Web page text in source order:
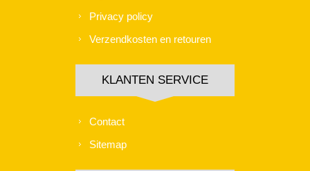
Privacy policy
Verzendkosten en retouren
KLANTEN SERVICE
Contact
Sitemap